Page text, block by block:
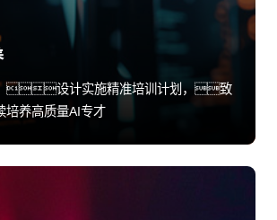
设计实施精准培训计划，致
培养高质量AI专才